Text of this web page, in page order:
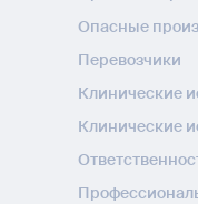
Опасные
Перевозчики
Клинические
Клинические